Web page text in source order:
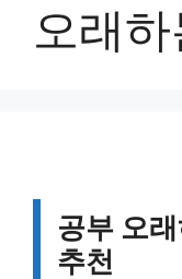
오래
공부 오
추천